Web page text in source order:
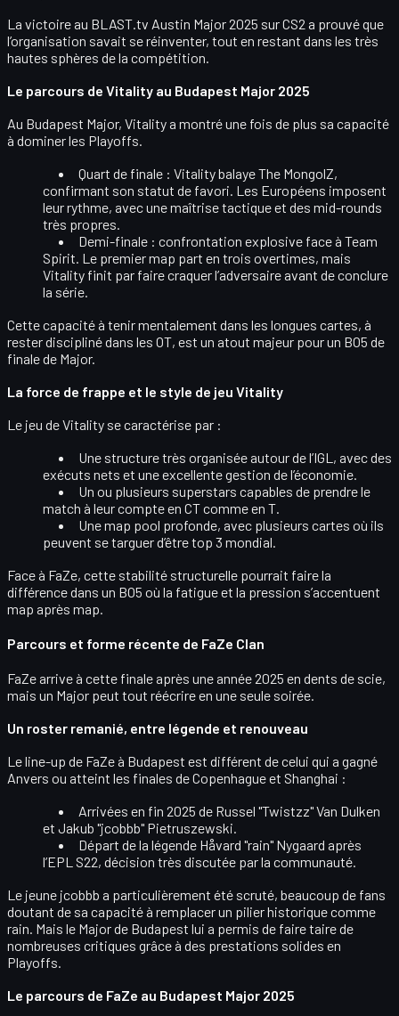
La victoire au BLAST.tv Austin Major 2025 sur CS2 a prouvé que
l’organisation savait se réinventer, tout en restant dans les très
hautes sphères de la compétition.
Le parcours de Vitality au Budapest Major 2025
Au Budapest Major, Vitality a montré une fois de plus sa capacité
à dominer les Playoffs.
Quart de finale : Vitalitybalaye The MongolZ,
confirmant son statut de favori. Les Européens imposent
leur rythme, avec une maîtrise tactique et des mid-rounds
très propres.
Demi-finale : confrontation explosive face à Team
Spirit. Le premier map part en trois overtimes, mais
Vitality finit par faire craquer l’adversaire avant de conclure
la série.
Cette capacité à tenir mentalement dans les longues cartes, à
rester discipliné dans les OT, est un atout majeur pour un BO5 de
finale de Major.
La force de frappe et le style de jeu Vitality
Le jeu de Vitality se caractérise par :
Une structure très organisée autour de l’IGL , avec des
exécuts nets et une excellente gestion de l’économie.
Un ou plusieurs superstars capables de prendre le
match à leur compteen CT comme en T.
Unemap pool profonde, avec plusieurs cartes où ils
peuvent se targuer d’être top 3 mondial.
Face à FaZe, cette stabilité structurelle pourrait faire la
différence dans un BO5 où la fatigue et la pression s’accentuent
map après map.
Parcours et forme récente de FaZe Clan
FaZe arrive à cette finale après une année 2025 en dents de scie,
mais un Major peut tout réécrire en une seule soirée.
Un roster remanié, entre légende et renouveau
Le line-up de FaZe à Budapest est différent de celui qui a gagné
Anvers ou atteint les finales de Copenhague et Shanghai :
Arrivées en fin 2025 de Russel "Twistzz" Van Dulken
et Jakub "jcobbb" Pietruszewski.
Départ de la légende Håvard "rain" Nygaard après
l’EPL S22, décision très discutée par la communauté.
Le jeune jcobbb a particulièrement été scruté, beaucoup de fans
doutant de sa capacité à remplacer un pilier historique comme
rain. Mais le Major de Budapest lui a permis de faire taire de
nombreuses critiques grâce à des prestations solides en
Playoffs.
Le parcours de FaZe au Budapest Major 2025